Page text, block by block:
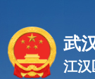
武
江汉